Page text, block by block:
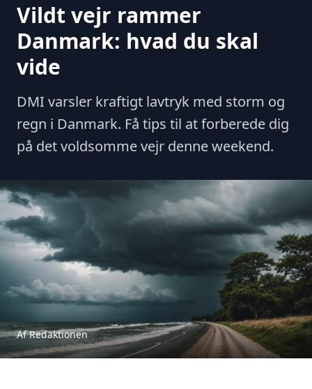
Vildt vejr rammer
Danmark: hvad du skal
vide
DMI varsler kraftigt lavtryk med storm og
regn i Danmark. Få tips til at forberede dig
på det voldsomme vejr denne weekend.
Af Redaktionen